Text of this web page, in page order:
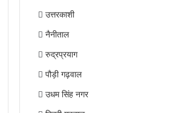
उत्तरकाशी
नैनीताल
रुद्रप्रयाग
पौड़ी गढ़वाल
उधम सिंह नगर